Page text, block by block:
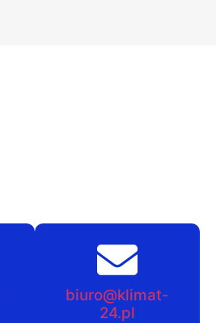
biuro@klimat-
24.pl